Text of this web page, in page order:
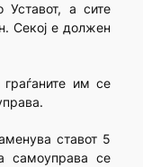
Уставот, а сите
Секој е должен
им се
ставот 5
самоуправа се